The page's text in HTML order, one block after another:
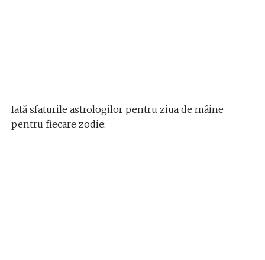
Iată sfaturile astrologilor pentru ziua de mâine
pentru fiecare zodie: